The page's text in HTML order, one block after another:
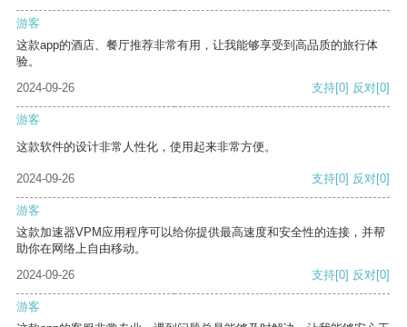
游客
这款app的酒店、餐厅推荐非常有用，让我能够享受到高品质的旅行体
验。
2024-09-26
支持[0] 反对[0]
游客
这款软件的设计非常人性化，使用起来非常方便。
2024-09-26 支持[0] 反对[0]
游客
这款加速器VPM应用程序可以给你提供最高速度和安全性的连接，并帮
助你在网络上自由移动。
2024-09-26
支持[0] 反对[0]
游客